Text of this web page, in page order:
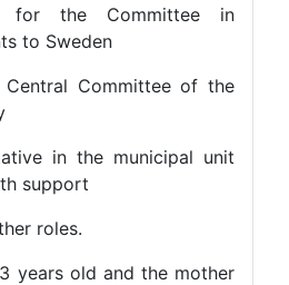
for the Committee in
to Sweden
the Central Committee of the
Party
in the municipal unit
youth support
of other roles.
is 63 years old and the mother